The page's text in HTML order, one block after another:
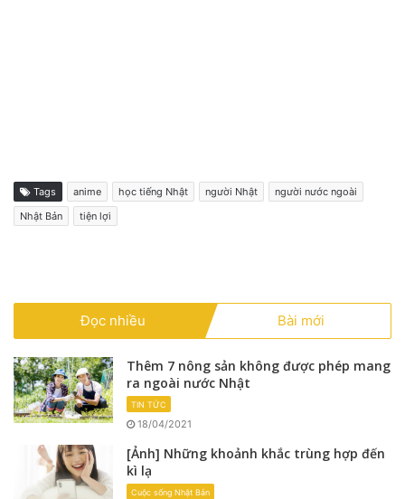
Tags anime học tiếng Nhật người Nhật
người nước ngoài
Nhật Bản
tiện lợi
Đọc nhiều Bài mới
Thêm 7 nông sản không được phép mang
ra ngoài nước Nhật
TIN TỨC
18/04/2021
[Ảnh] Những khoảnh khắc trùng hợp đến
kì lạ
Cuộc sống Nhật Bản